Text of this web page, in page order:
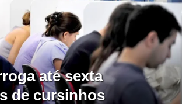
até sexta
de cursinhos